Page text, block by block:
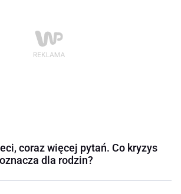
coraz więcej pytań. Co kryzys
dla rodzin?